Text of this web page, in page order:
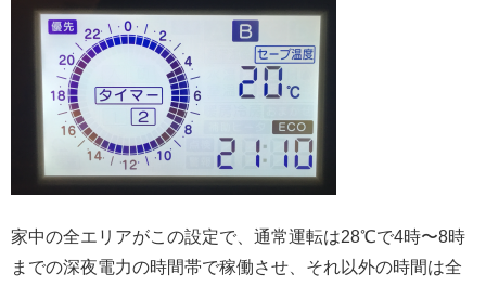
家中の全エリアがこの設定で、通常運転は28℃で4時〜8時
までの深夜電力の時間帯で稼働させ、それ以外の時間は全